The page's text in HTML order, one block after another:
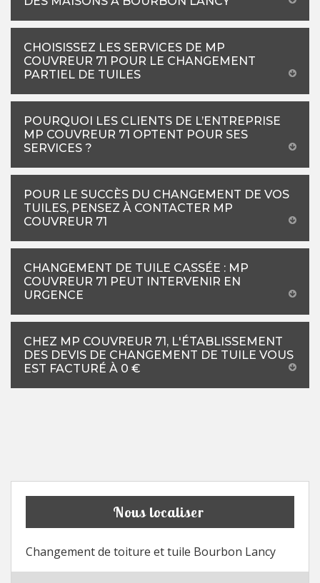
CHOISISSEZ LES SERVICES DE MP
COUVREUR 71 POUR LE CHANGEMENT
PARTIEL DE TUILES
POURQUOI LES CLIENTS DE L’ENTREPRISE
MP COUVREUR 71 OPTENT POUR SES
SERVICES ?
POUR LE SUCCÈS DU CHANGEMENT DE VOS
TUILES, PENSEZ À CONTACTER MP
COUVREUR 71
CHANGEMENT DE TUILE CASSÉE : MP
COUVREUR 71 PEUT INTERVENIR EN
URGENCE
CHEZ MP COUVREUR 71, L'ÉTABLISSEMENT
DES DEVIS DE CHANGEMENT DE TUILE VOUS
EST FACTURÉ À 0 €
Nous localiser
Changement de toiture et tuile Bourbon Lancy